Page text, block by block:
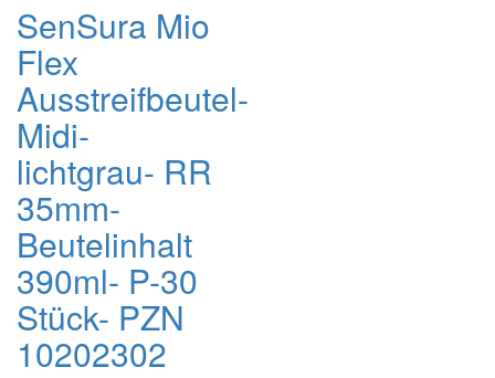
SenSura Mio
Flex
Ausstreifbeutel-
Midi-
lichtgrau- RR
35mm-
Beutelinhalt
390ml- P-30
Stück- PZN
10202302